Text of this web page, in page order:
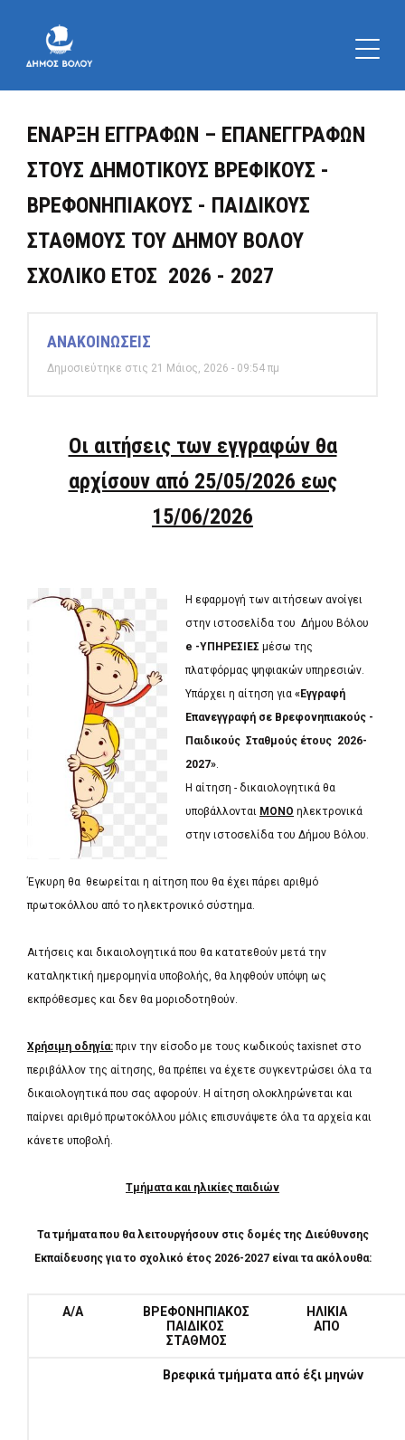
ΕΝΑΡΞΗ ΕΓΓΡΑΦΩΝ – ΕΠΑΝΕΓΓΡΑΦΩΝ
ΣΤΟΥΣ ΔΗΜΟΤΙΚΟΥΣ ΒΡΕΦΙΚΟΥΣ -
ΒΡΕΦΟΝΗΠΙΑΚΟΥΣ - ΠΑΙΔΙΚΟΥΣ
ΣΤΑΘΜΟΥΣ ΤΟΥ ΔΗΜΟΥ ΒΟΛΟΥ
ΣΧΟΛΙΚΟ ΕΤΟΣ 2026 - 2027
ΑΝΑΚΟΙΝΩΣΕΙΣ
Δημοσιεύτηκε στις 21 Μάιος, 2026 - 09:54 πμ
Οι αιτήσεις των εγγραφών θα
αρχίσουν από 25/05/2026 εως
15/06/2026
Η εφαρμογή των αιτήσεων ανοίγει
στην ιστοσελίδα του Δήμου Βόλου
e -ΥΠΗΡΕΣΙΕΣ μέσω της
πλατφόρμας ψηφιακών υπηρεσιών.
Υπάρχει η αίτηση για «Εγγραφή
Επανεγγραφή σε Βρεφονηπιακούς -
Παιδικούς Σταθμούς έτους 2026-
2027».
Η αίτηση - δικαιολογητικά θα
υποβάλλονται ΜΟΝΟ ηλεκτρονικά
στην ιστοσελίδα του Δήμου Βόλου.
Έγκυρη θα θεωρείται η αίτηση που θα έχει πάρει αριθμό
πρωτοκόλλου από το ηλεκτρονικό σύστημα.
Αιτήσεις και δικαιολογητικά που θα κατατεθούν μετά την
καταληκτική ημερομηνία υποβολής, θα ληφθούν υπόψη ως
εκπρόθεσμες και δεν θα μοριοδοτηθούν.
Χρήσιμη οδηγία:πριν την είσοδο με τους κωδικούς taxisnet στο
περιβάλλον της αίτησης, θα πρέπει να έχετε συγκεντρώσει όλα τα
δικαιολογητικά που σας αφορούν. Η αίτηση ολοκληρώνεται και
παίρνει αριθμό πρωτοκόλλου μόλις επισυνάψετε όλα τα αρχεία και
κάνετε υποβολή.
Τμήματα και ηλικίες παιδιών
Τα τμήματα που θα λειτουργήσουν στις δομές της Διεύθυνσης
Εκπαίδευσης για το σχολικό έτος 2026-2027 είναι τα ακόλουθα:
Α/Α
ΒΡΕΦΟΝΗΠΙΑΚΟΣ
ΠΑΙΔΙΚΟΣ
ΣΤΑΘΜΟΣ
ΗΛΙΚΙΑ
ΑΠΟ
Βρεφικά τμήματα από έξι μηνών